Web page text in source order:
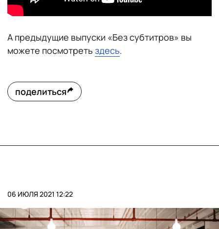
А предыдущие выпуски «Без субтитров» вы
можете посмотреть здесь.
поделиться
06 ИЮЛЯ 2021 12:22